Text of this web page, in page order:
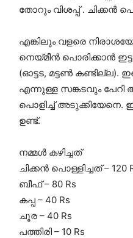
തോറും വിശപ്പ് . ചിക്കൻ
എങ്കിലും വളരെ
നെയ്മീൻ പൊരിക്കാൻ
(ഓട്ടട, മട്ടൺ
എന്നുള്ള സങ്കടവും പേറി
പൊളിച്ച്
ഉണ്ട്.
നമ്മൾ കഴിച്ചത്
ചിക്കൻ പൊള്ളിച്ചത് – 120
ബീഫ് – 80 Rs
കപ്പ – 40 Rs
ചൂര – 40 Rs
പത്തിരി – 10 Rs